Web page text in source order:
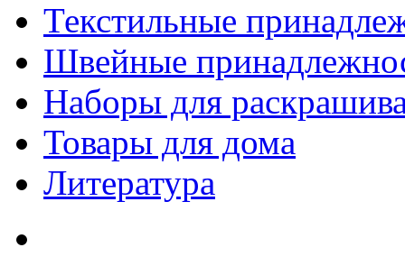
Текстильные
Швейные
Наборы для
Товары для дома
Литература